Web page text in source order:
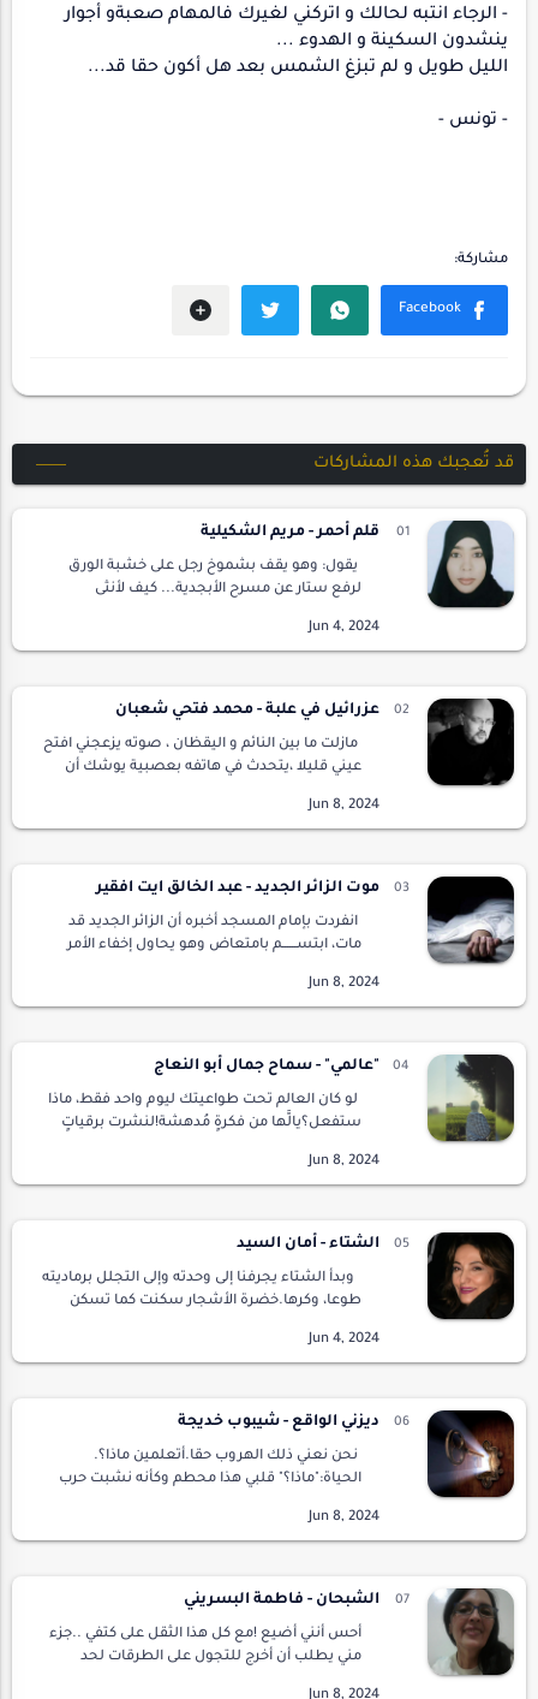
- الرجاء انتبه لحالك و اتركني لغيرك فالمهام صعبةو أجوار
ينشدون السكينة و الهدوء ...
الليل طويل و لم تبزغ الشمس بعد هل أكون حقا قد...
- تونس -
قد تُعجبك هذه المشاركات
قلم أحمر - مريم الشكيلية
يقول: وهو يقف بشموخ رجل على خشبة الورق
لرفع ستار عن مسرح الأبجدية... كيف لأنثى
:لأن إمرأة المطر لا تهطل إلا في ساحات قاحلة هل
عزرائيل في علبة - محمد فتحي شعبان
مازلت ما بين النائم و اليقظان ، صوته يزعجني افتح
عيني قليلا ،يتحدث في هاتفه بعصبية يوشك أن
ينفث دخانا كثيفا ،يعود للهاتف يرتفع صوته…
موت الزائر الجديد - عبد الخالق ايت افقير
انفردت بإمام المسجد أُخبره أن الزائر الجديد قد
مات، ابتســــــم بامتعاض وهو يحاول إخفاء الأمر
تخبر أحداً، حتى نستيقن الأمر.رفعت ر…
"عالمي" - سماح جمال أبو النعاج
لو كان العالم تحت طواعيتك ليوم واحد فقط، ماذا
ستفعل؟يالَّها من فكرةٍ مُدهشة!لنشرت برقياتٍ
المحشوة باللطف والود، وكل شيء باللون ا…
الشتاء - أمان السيد
وبدأ الشتاء يجرفنا إلى وحدته وإلى التجلل برماديته
طوعا، وكرها.خضرة الأشجار سكنت كما تسكن
تتمسك بأنفاس الربيع لتشدو..للشتاء الطعم
ديزني الواقع - شيبوب خديجة
نحن نعني ذلك الهروب حقا.أتعلمين ماذا؟.
الحياة:"ماذا؟" قلبي هذا محطم وكأنه نشبت حرب
تماما،أنتظر أن يقضي عليا أحد وأنتهي.
الشبحان - فاطمة البسريني
أحس أنني أضيع !مع كل هذا الثقل على كتفي ..جزء
مني يطلب أن أخرج للتجول على الطرقات لحد